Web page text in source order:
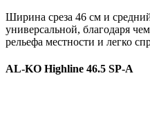
Ширина среза 46 см и
универсальной, благодаря
рельефа местности и легко
AL-KO Highline 46.5 SP-A